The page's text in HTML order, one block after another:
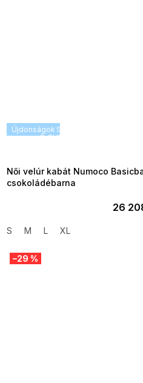
Újdonságok SUMMER SALE -35% ?
Női velúr kabát Numoco
csokoládébarna
26
S M L XL
–29 %